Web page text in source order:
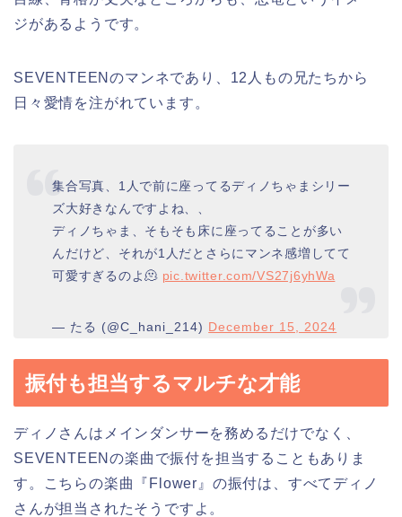
ジがあるようです。
SEVENTEENのマンネであり、12人もの兄たちから
日々愛情を注がれています。
集合写真、1人で前に座ってるディノちゃまシリー
ズ大好きなんですよね、、
ディノちゃま、そもそも床に座ってることが多い
んだけど、それが1人だとさらにマンネ感増してて
可愛すぎるのよ🫠 pic.twitter.com/VS27j6yhWa
— たる (@C_hani_214) December 15, 2024
振付も担当するマルチな才能
ディノさんはメインダンサーを務めるだけでなく、
SEVENTEENの楽曲で振付を担当することもありま
す。こちらの楽曲『Flower』の振付は、すべてディノ
さんが担当されたそうですよ。